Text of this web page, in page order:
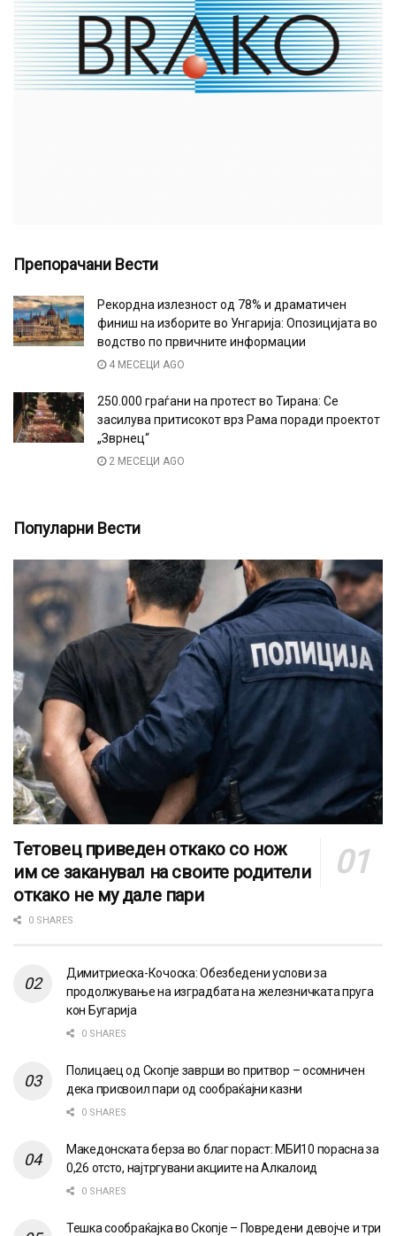
Препорачани Вести
Рекордна излезност од 78% и драматичен
финиш на изборите во Унгарија: Опозицијата во
водство по првичните информации
4 МЕСЕЦИ AGO
250.000 граѓани на протест во Тирана: Се
засилува притисокот врз Рама поради проектот
„Зврнец“
2 МЕСЕЦИ AGO
Популарни Вести
Тетовец приведен откако со нож
им се заканувал на своите родители
откако не му дале пари
0 SHARES
Димитриеска-Кочоска: Обезбедени услови за
продолжување на изградбата на железничката пруга
кон Бугарија
0 SHARES
Полицаец од Скопје заврши во притвор – осомничен
дека присвоил пари од сообраќајни казни
0 SHARES
Македонската берза во благ пораст: МБИ10 порасна за
0,26 отсто, најтргувани акциите на Алкалоид
0 SHARES
Тешка сообраќајка во Скопје – Повредени девојче и три